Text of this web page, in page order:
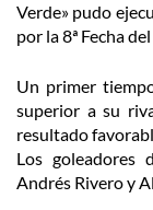
Verde» pudo
por la 8ª Fecha
Un primer
superior a su
resultado
Los goleadores
Andrés Rivero y